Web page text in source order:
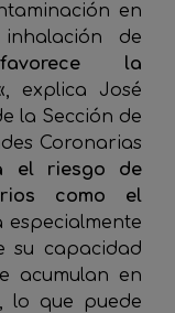
en
de
favorece la
explica José
la Sección de
Coronarias
el riesgo de
como el
especialmente
su capacidad
acumulan en
lo que puede